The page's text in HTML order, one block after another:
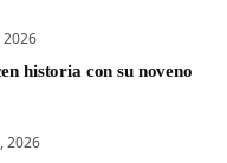
2026
historia con su noveno
2026